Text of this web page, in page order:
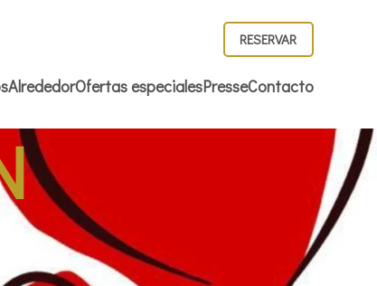
RESERVAR
AlrededorOfertas especialesPresseContacto